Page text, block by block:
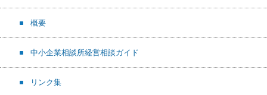
概要
中小企業相談所経営相談ガイド
リンク集